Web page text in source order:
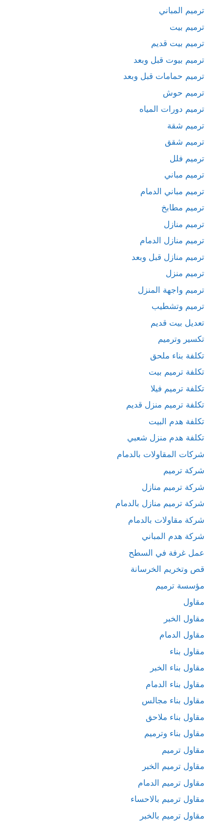
ترميم المباني
ترميم بيت
ترميم بيت قديم
ترميم بيوت قبل وبعد
ترميم حمامات قبل وبعد
ترميم حوش
ترميم دورات المياه
ترميم شقة
ترميم شقق
ترميم فلل
ترميم مباني
ترميم مباني الدمام
ترميم مطابخ
ترميم منازل
ترميم منازل الدمام
ترميم منازل قبل وبعد
ترميم منزل
ترميم واجهة المنزل
ترميم وتشطيب
تعديل بيت قديم
تكسير وترميم
تكلفة بناء ملحق
تكلفة ترميم بيت
تكلفة ترميم فيلا
تكلفة ترميم منزل قديم
تكلفة هدم البيت
تكلفة هدم منزل شعبي
شركات المقاولات بالدمام
شركة ترميم
شركة ترميم منازل
شركة ترميم منازل بالدمام
شركة مقاولات بالدمام
شركة هدم المباني
عمل غرفة في السطح
قص وتخريم الخرسانة
مؤسسة ترميم
مقاول
مقاول الخبر
مقاول الدمام
مقاول بناء
مقاول بناء الخبر
مقاول بناء الدمام
مقاول بناء مجالس
مقاول بناء ملاحق
مقاول بناء وترميم
مقاول ترميم
مقاول ترميم الخبر
مقاول ترميم الدمام
مقاول ترميم بالاحساء
مقاول ترميم بالخبر